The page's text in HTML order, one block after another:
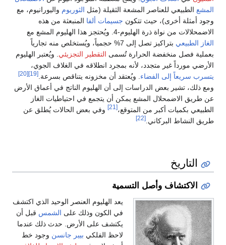
المشع الطبيعي للعناصر المشعة الثقيلة (مثل الثوريوم واليورانيوم، مع
وجود أمثلة أخرى)، حيث تتكون جسيمات ألفا المنبعثة من هذه
الاضمحلالات من نواة ذرة الهليوم-4. ويُحتجز هذا الهليوم المشع مع
الغاز الطبيعي
بتراكيز تصل إلى 7% حجمياً، ويُستخلص منه تجارياً
بعملية فصل منخفضة الحرارة تُسمى التقطير التجزيئي . ويُعتبر الهليوم
الأرضي مورداً غير متجدد، لأنه بمجرد انطلاقه في الغلاف الجوي،
يتسرب سريعاً إلى الفضاء . ويُعتقد أن مخزونه يتناقص بسرعة. [19]
[20]
ومع ذلك، تشير بعض الدراسات إلى أن الهليوم الناتج في أعماق الأرض
عن طريق الاضمحلال المشع يمكن أن يتجمع في احتياطيات الغاز
الطبيعي بكميات أكبر من المتوقع،[21]
وفي بعض الحالات يُطلق عن
طريق النشاط البركاني. [22]
التاريخ
الاكتشاف وأصل التسمية
يعد الهليوم العنصر الوحيد الذي اكتشف
في الكون وذلك على الشمس قبل أن
يكتشف على الأرض. حدث ذلك عندما
لاحظ الفلكي بيير جانسن وجود خط